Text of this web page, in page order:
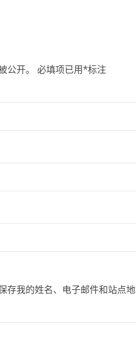
公开。 必填项已用*标注
存我的姓名、电子邮件和站点